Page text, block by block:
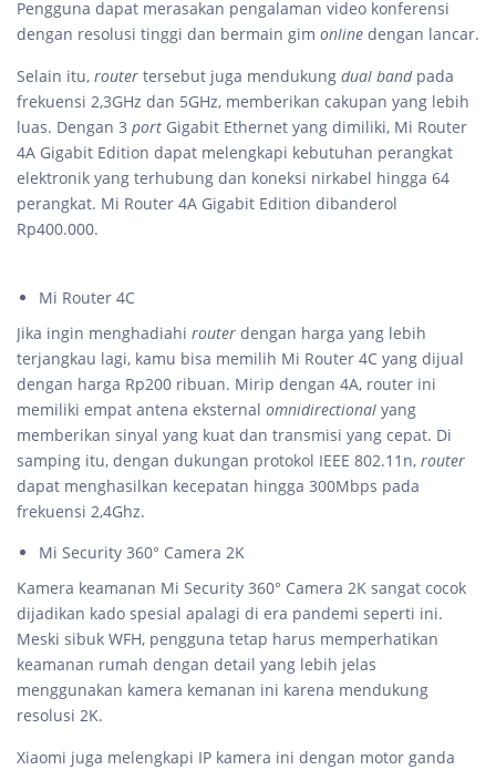
Pengguna dapat merasakan pengalaman video konferensi
dengan resolusi tinggi dan bermain gim online dengan lancar.
Selain itu, router tersebut juga mendukung dual bandpada
frekuensi 2,3GHz dan 5GHz, memberikan cakupan yang lebih
luas. Dengan 3 port Gigabit Ethernet yang dimiliki, Mi Router
4A Gigabit Edition dapat melengkapi kebutuhan perangkat
elektronik yang terhubung dan koneksi nirkabel hingga 64
perangkat. Mi Router 4A Gigabit Edition dibanderol
Rp400.000.
Mi Router 4C
Jika ingin menghadiahi router dengan harga yang lebih
terjangkau lagi, kamu bisa memilih Mi Router 4C yang dijual
dengan harga Rp200 ribuan. Mirip dengan 4A, router ini
memiliki empat antena eksternal omnidirectional yang
memberikan sinyal yang kuat dan transmisi yang cepat. Di
samping itu, dengan dukungan protokol IEEE 802.11n, router
dapat menghasilkan kecepatan hingga 300Mbps pada
frekuensi 2,4Ghz.
Mi Security 360° Camera 2K
Kamera keamanan Mi Security 360° Camera 2K sangat cocok
dijadikan kado spesial apalagi di era pandemi seperti ini.
Meski sibuk WFH, pengguna tetap harus memperhatikan
keamanan rumah dengan detail yang lebih jelas
menggunakan kamera kemanan ini karena mendukung
resolusi 2K.
Xiaomi juga melengkapi IP kamera ini dengan motor ganda